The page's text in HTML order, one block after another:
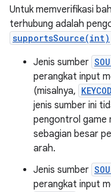
Untuk memverifikasi
terhubung adalah
supportsSource(int)
Jenis sumber
perangkat input
(misalnya,
jenis sumber ini
pengontrol game
sebagian besar
arah.
Jenis sumber
perangkat input